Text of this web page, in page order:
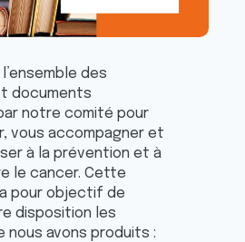
des
documents
notre comité pour
vous accompagner et
à la prévention et à
le cancer. Cette
pour objectif de
disposition les
nous avons produits :